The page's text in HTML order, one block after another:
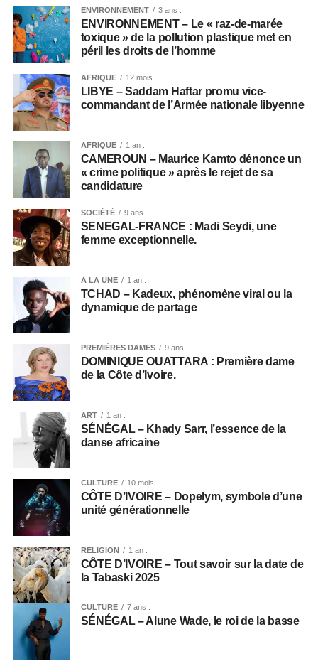
ENVIRONNEMENT 3 ans .
ENVIRONNEMENT – Le « raz-de-marée
toxique » de la pollution plastique met en
péril les droits de l’homme
AFRIQUE 12 mois .
LIBYE – Saddam Haftar promu vice-
commandant de l’Armée nationale libyenne
AFRIQUE 1 an .
CAMEROUN – Maurice Kamto dénonce un
« crime politique » après le rejet de sa
candidature
SOCIÉTÉ 9 ans .
SENEGAL-FRANCE : Madi Seydi, une
femme exceptionnelle.
A LA UNE 1 an .
TCHAD – Kadeux, phénomène viral ou la
dynamique de partage
PREMIÈRES DAMES 9 ans .
DOMINIQUE OUATTARA : Première dame
de la Côte d’Ivoire.
ART 1 an .
SÉNÉGAL – Khady Sarr, l’essence de la
danse africaine
CULTURE 10 mois .
CÔTE D’IVOIRE – Dopelym, symbole d’une
unité générationnelle
RELIGION 1 an .
CÔTE D’IVOIRE – Tout savoir sur la date de
la Tabaski 2025
CULTURE 7 ans .
SÉNÉGAL – Alune Wade, le roi de la basse